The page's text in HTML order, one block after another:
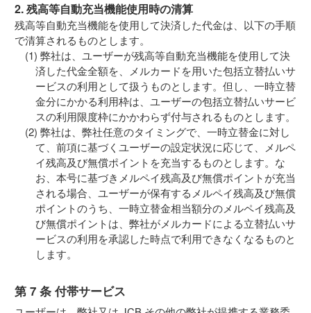
2. 残高等自動充当機能使用時の清算
残高等自動充当機能を使用して決済した代金は、以下の手順
で清算されるものとします。
弊社は、ユーザーが残高等自動充当機能を使用して決
済した代金全額を、メルカードを用いた包括立替払いサ
ービスの利用として扱うものとします。但し、一時立替
金分にかかる利用枠は、ユーザーの包括立替払いサービ
スの利用限度枠にかかわらず付与されるものとします。
弊社は、弊社任意のタイミングで、一時立替金に対し
て、前項に基づくユーザーの設定状況に応じて、メルペ
イ残高及び無償ポイントを充当するものとします。な
お、本号に基づきメルペイ残高及び無償ポイントが充当
される場合、ユーザーが保有するメルペイ残高及び無償
ポイントのうち、一時立替金相当額分のメルペイ残高及
び無償ポイントは、弊社がメルカードによる立替払いサ
ービスの利用を承認した時点で利用できなくなるものと
します。
第 7 条 付帯サービス